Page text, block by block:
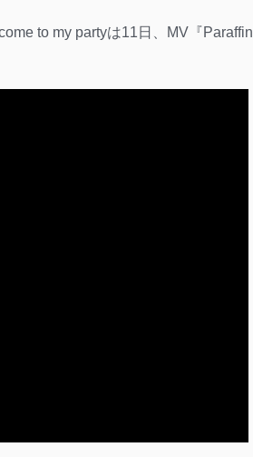
to my partyは11日、MV『Paraffin